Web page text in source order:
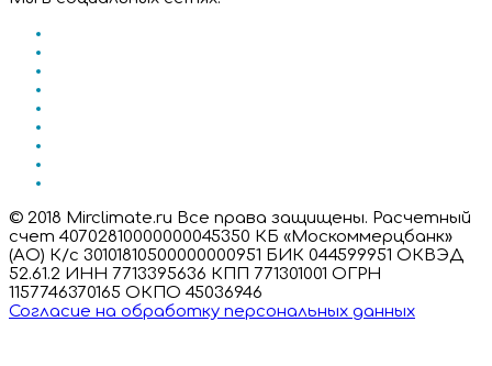
© 2018 Mirclimate.ru Все права защищены. Расчетный
счет 40702810000000045350 КБ «Москоммерцбанк»
(АО) К/с 30101810500000000951 БИК 044599951 ОКВЭД
52.61.2 ИНН 7713395636 КПП 771301001 ОГРН
1157746370165 ОКПО 45036946
Согласие на обработку персональных данных